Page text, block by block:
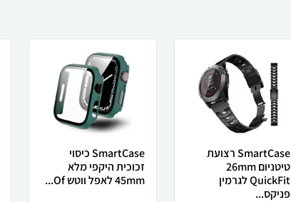
SmartCase רצועת
טיטניום 26mm
QuickFit לגרמין
פניקס...
SmartCase כיסוי
זכוכית היקפי מלא
45mm לאפל ווטש Of...